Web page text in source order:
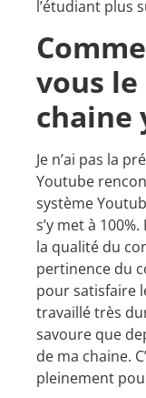
l’étudiant plus
vous le
chaine
Je n’ai pas la
Youtube
système
s’y met à
la qualité du
pertinence du
pour satisfaire
travaillé très
savoure que
de ma chaine.
pleinement